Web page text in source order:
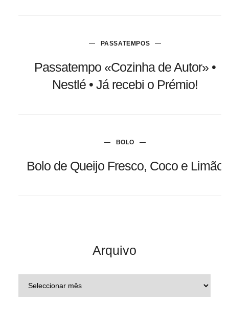
PASSATEMPOS
Passatempo «Cozinha de Autor» •
Nestlé • Já recebi o Prémio!
BOLO
Bolo de Queijo Fresco, Coco e Limão
Arquivo